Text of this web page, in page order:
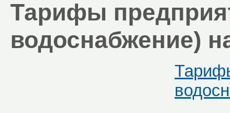
Тарифы
водоснабжение)